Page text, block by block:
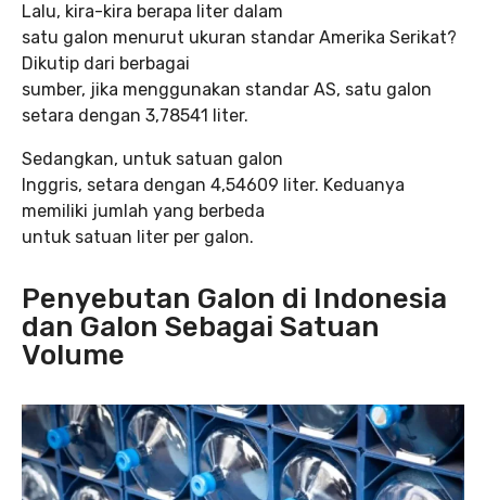
Lalu, kira-kira berapa liter dalam
satu galon menurut ukuran standar Amerika Serikat?
Dikutip dari berbagai
sumber, jika menggunakan standar AS, satu galon
setara dengan 3,78541 liter.
Sedangkan, untuk satuan galon
Inggris, setara dengan 4,54609 liter. Keduanya
memiliki jumlah yang berbeda
untuk satuan liter per galon.
Penyebutan Galon di Indonesia
dan Galon Sebagai Satuan
Volume